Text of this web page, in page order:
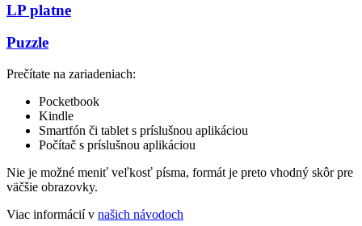
LP platne
Puzzle
Prečítate na zariadeniach:
Pocketbook
Kindle
Smartfón či tablet s príslušnou aplikáciou
Počítač s príslušnou aplikáciou
Nie je možné meniť veľkosť písma, formát je preto vhodný skôr pre
väčšie obrazovky.
Viac informácií v našich návodoch